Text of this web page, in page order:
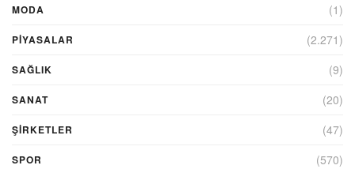
MODA (1)
PİYASALAR (2.271)
SAĞLIK (9)
SANAT (20)
ŞIRKETLER (47)
SPOR (570)